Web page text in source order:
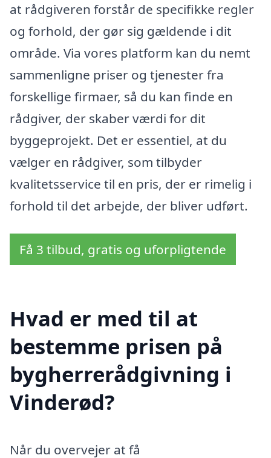
at rådgiveren forstår de specifikke regler
og forhold, der gør sig gældende i dit
område. Via vores platform kan du nemt
sammenligne priser og tjenester fra
forskellige firmaer, så du kan finde en
rådgiver, der skaber værdi for dit
byggeprojekt. Det er essentiel, at du
vælger en rådgiver, som tilbyder
kvalitetsservice til en pris, der er rimelig i
forhold til det arbejde, der bliver udført.
Få 3 tilbud, gratis og uforpligtende
Hvad er med til at
bestemme prisen på
bygherrerådgivning i
Vinderød?
Når du overvejer at få